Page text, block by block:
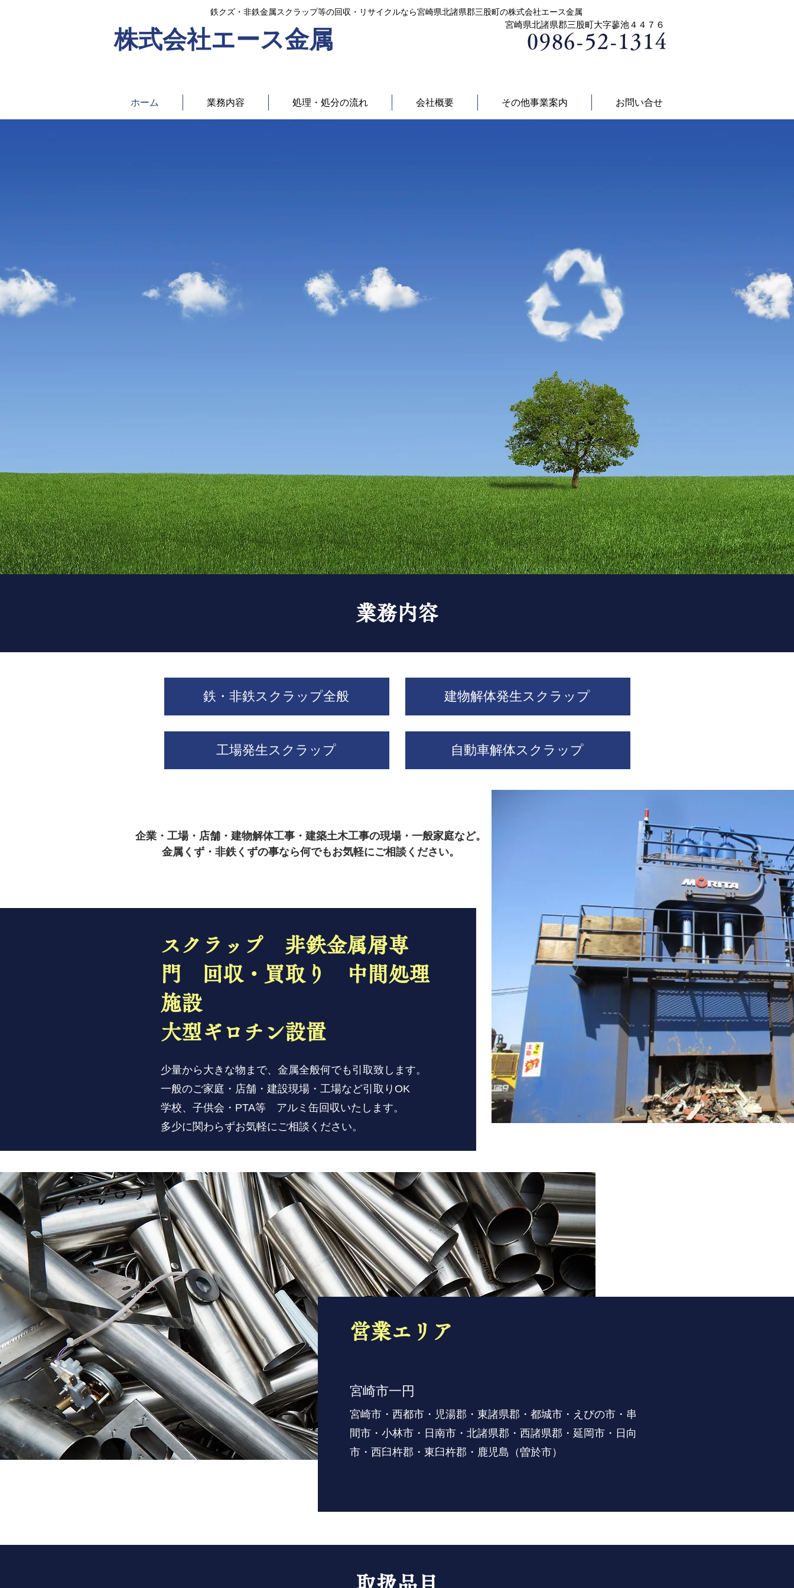
鉄クズ・非鉄金属スクラップ等の回収・リサイクルなら宮崎県北諸県郡三股町の株式会社エース金属
株式会社エース金属
宮崎県北諸県郡三股町大字蓼池４４７６
0986-52-1314
ホーム 業務内容 処理・処分の流れ 会社概要 その他事業案内 お問い合せ
鉄クズ・非鉄金属スクラップ等
回収いたします
業務内容
鉄・非鉄スクラップ全般
工場発生スクラップ
建物解体発生スクラップ
自動車解体スクラップ
スクラップ 非鉄金属屑専
門 回収・買取り 中間処理
施設
​大型ギロチン設置
少量から大きな物まで、金属全般何でも引取致します。
一般のご家庭・店舗・建設現場・工場など引取りOK
学校、子供会・PTA等 アルミ缶回収いたします。
多少に関わらずお気軽にご相談ください。
企業・工場・店舗・建物解体工事・建築土木工事の現場・一般家庭など。
金属くず・非鉄くずの事なら何でもお気軽にご相談ください。
営業エリア
宮崎市一円
宮崎市・西都市・児湯郡・東諸県郡・都城市・えびの市・串
間市・小林市・日南市・北諸県郡・西諸県郡・延岡市・日向
市・西臼杵郡・東臼杵郡・鹿児島（曽於市）
取扱品目